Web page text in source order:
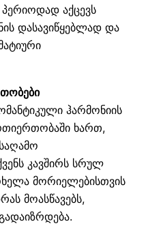
აქცევს
დასავიწყებლად და
ჰარმონიის
ხართ,
კავშირს სრულ
მორიელებისთვის
მოასწავებს,